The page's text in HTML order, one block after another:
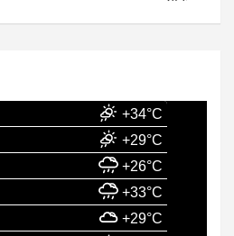
+34°C
+29°C
+26°C
+33°C
+29°C